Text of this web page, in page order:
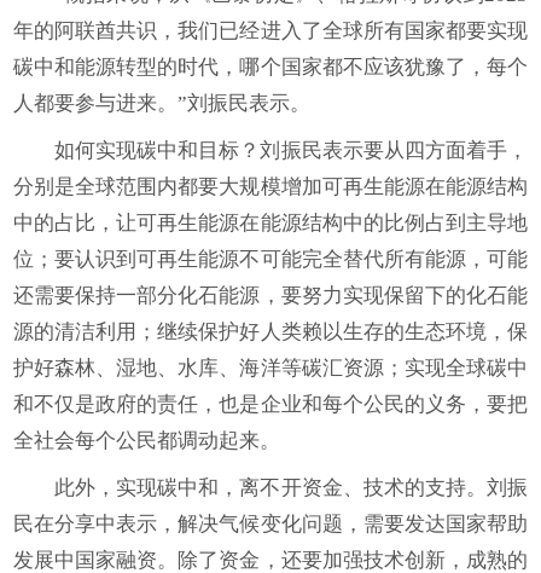
年的阿联酋共识，我们已经进入了全球所有国家都要实现
碳中和能源转型的时代，哪个国家都不应该犹豫了，每个
人都要参与进来。”刘振民表示。
如何实现碳中和目标？刘振民表示要从四方面着手，
分别是全球范围内都要大规模增加可再生能源在能源结构
中的占比，让可再生能源在能源结构中的比例占到主导地
位；要认识到可再生能源不可能完全替代所有能源，可能
还需要保持一部分化石能源，要努力实现保留下的化石能
源的清洁利用；继续保护好人类赖以生存的生态环境，保
护好森林、湿地、水库、海洋等碳汇资源；实现全球碳中
和不仅是政府的责任，也是企业和每个公民的义务，要把
全社会每个公民都调动起来。
此外，实现碳中和，离不开资金、技术的支持。刘振
民在分享中表示，解决气候变化问题，需要发达国家帮助
发展中国家融资。除了资金，还要加强技术创新，成熟的